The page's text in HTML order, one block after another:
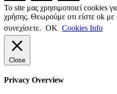
Το site μας χρησιμοποιεί cookies
χρήσης. Θεωρούμε οτι είστε ok
συνεχίσετε. ΟΚ Cookies Info
Close
Privacy Overview